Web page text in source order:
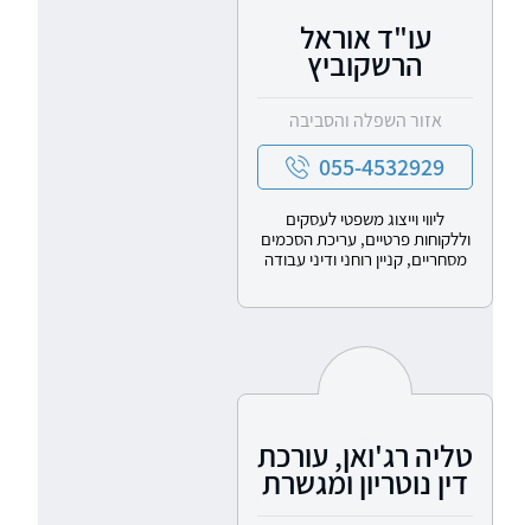
עו"ד אוראל
הרשקוביץ
אזור השפלה והסביבה
055-4532929
ליווי וייצוג משפטי לעסקים
וללקוחות פרטיים, עריכת הסכמים
מסחריים, קניין רוחני ודיני עבודה
טליה רג'ואן, עורכת
דין נוטריון ומגשרת